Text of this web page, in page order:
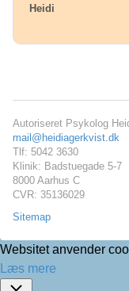
Heidi
Autoriseret Psykolog
mail@heidiagerkvist.dk
Tlf: 5042 3630
Klinik: Badstuegade 5-7
8000 Aarhus C
CVR: 35136029
Sitemap
Websitet anvender
Læs mere